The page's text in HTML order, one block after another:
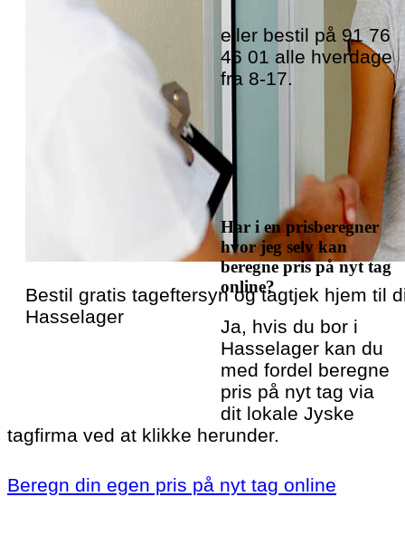
Bestil gratis tageftersyn og tagtjek hjem til
Hasselager
eller bestil på 91 76
46 01 alle hverdage
fra 8-17.
Har i en prisberegner
hvor jeg selv kan
beregne pris på nyt tag
online?
Ja, hvis du bor i
Hasselager kan du
med fordel beregne
pris på nyt tag via
dit lokale Jyske
tagfirma ved at klikke herunder.
Beregn din egen pris på nyt tag online